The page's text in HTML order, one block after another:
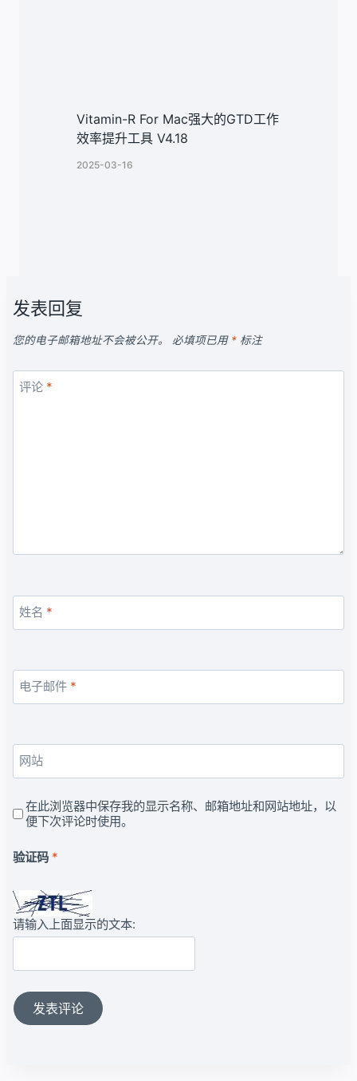
Vitamin-R For Mac强大的GTD工作
效率提升工具 V4.18
2025-03-16
发表回复
您的电子邮箱地址不会被公开。 必填项已用 * 标注
评论 *
姓名 *
电子邮件 *
网站
在此浏览器中保存我的显示名称、邮箱地址和网站地址，以
便下次评论时使用。
验证码 *
请输入上面显示的文本: